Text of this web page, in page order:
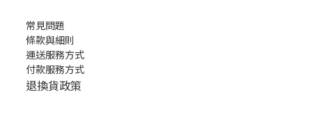
常見問題
條款與細則
運送服務方式
付款服務方式
退換貨政策